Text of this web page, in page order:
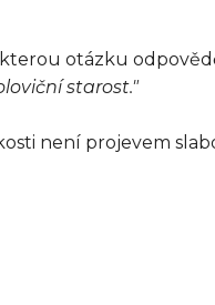
otázku
starost."
není projevem